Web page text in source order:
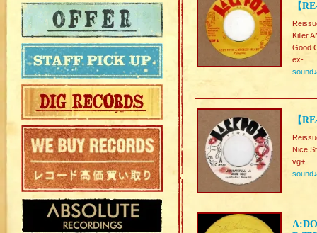
【
Good
ex-
sound♪
【
Nice
vg+
sound♪